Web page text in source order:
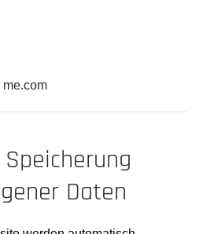
me.com
Daten